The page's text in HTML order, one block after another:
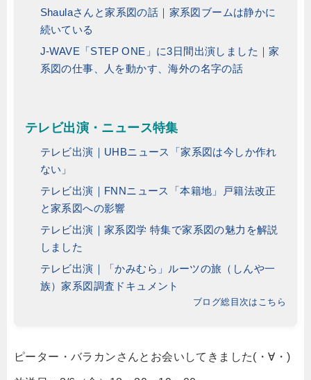
Shaulaさんと家系図の話｜家系図ブームは静かに
続いている
J-WAVE「STEP ONE」に3日間出演しました｜家
系図の仕事、人を動かす、海外の名字の話
テレビ出演・ニュース特集
テレビ出演｜UHBニュース「家系図は今しか作れ
ない」
テレビ出演｜FNNニュース「本籍地」戸籍法改正
と家系図への影響
テレビ出演｜家系図学 特集で家系図の魅力を解説
しました
テレビ出演｜「かみむら」ルーツの旅（しんや一
族）家系図調査ドキュメント
ブログ総目次はこちら
ピーター・バラカンさんとお会いしてきました(・∀・)